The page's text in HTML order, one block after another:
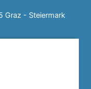
Graz - Steiermark